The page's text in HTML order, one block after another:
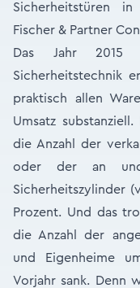
Sicherheitstüren
Fischer & Partner
Das Jahr
Sicherheitstechnik
praktisch allen
Umsatz
die Anzahl der
oder der an
Sicherheitszylinder
Prozent. Und das
die Anzahl der
und Eigenheime
Vorjahr sank. Denn